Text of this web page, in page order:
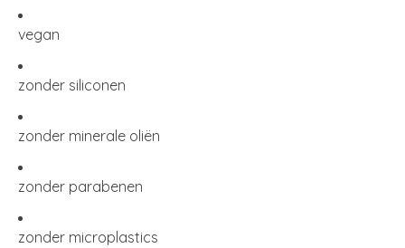
vegan
zonder siliconen
zonder minerale oliën
zonder parabenen
zonder microplastics